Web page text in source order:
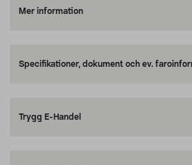
Mer information
Specifikationer, dokument och ev.
Trygg E-Handel